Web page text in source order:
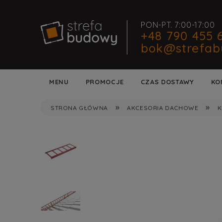
PON-PT. 7:00-17:00
+48 790 455
MENU PROMOCJE CZAS DOSTAWY
STRONA GŁÓWNA » AKCESORIA DACHOWE »